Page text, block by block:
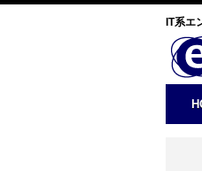
IT系エ